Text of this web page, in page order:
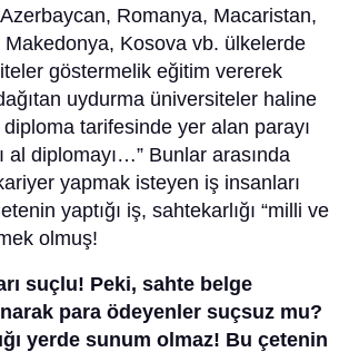
Azerbaycan, Romanya, Macaristan,
Kosova vb. ülkelerde
göstermelik eğitim vererek
uydurma üniversiteler haline
tarifesinde yer alan parayı
al diplomayı…” Bunlar arasında
yapmak isteyen iş insanları
yaptığı iş, sahtekarlığı “milli ve
olmuş!
suçlu! Peki, sahte belge
para ödeyenler suçsuz mu?
yerde sunum olmaz! Bu çetenin